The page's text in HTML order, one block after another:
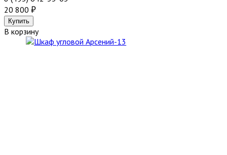
20 800
В корзину